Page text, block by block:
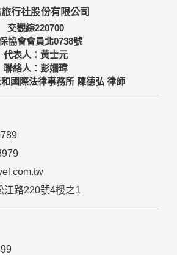
行社股份有限公司
交觀綜220700
協會會員北0738號
代表人：黃士元
聯絡人：彭姍瑋
國際法律事務所 陳德弘 律師
江路220號4樓之1